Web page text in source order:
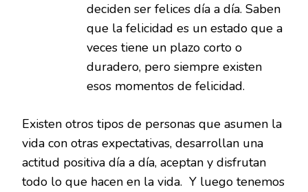
deciden ser felices día a día. Saben
que la felicidad es un estado que a
veces tiene un plazo corto o
duradero, pero siempre existen
esos momentos de felicidad.
Existen otros tipos de personas que asumen la
vida con otras expectativas, desarrollan una
actitud positiva día a día, aceptan y disfrutan
todo lo que hacen en la vida. Y luego tenemos